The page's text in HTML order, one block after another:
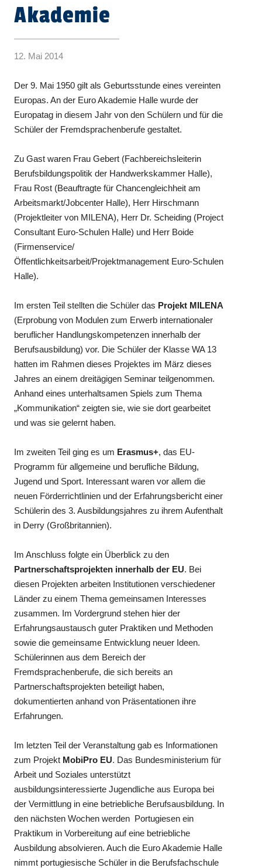
Akademie
12. Mai 2014
Der 9. Mai 1950 gilt als Geburtsstunde eines vereinten
Europas. An der Euro Akademie Halle wurde der
Europatag in diesem Jahr von den Schülern und für die
Schüler der Fremdsprachenberufe gestaltet.
Zu Gast waren Frau Gebert (Fachbereichsleiterin
Berufsbildungspolitik der Handwerkskammer Halle),
Frau Rost (Beauftragte für Chancengleichheit am
Arbeitsmarkt/Jobcenter Halle), Herr Hirschmann
(Projektleiter von MILENA), Herr Dr. Scheiding (Project
Consultant Euro-Schulen Halle) und Herr Boide
(Firmenservice/
Öffentlichkeitsarbeit/Projektmanagement Euro-Schulen
Halle).
Im ersten Teil stellten die Schüler das Projekt MILENA
(Erprobung von Modulen zum Erwerb internationaler
beruflicher Handlungskompetenzen innerhalb der
Berufsausbildung) vor. Die Schüler der Klasse WA 13
hatten im Rahmen dieses Projektes im März dieses
Jahres an einem dreitägigen Seminar teilgenommen.
Anhand eines unterhaltsamen Spiels zum Thema
„Kommunikation“ zeigten sie, wie sie dort gearbeitet
und was sie gelernt haben.
Im zweiten Teil ging es um Erasmus+, das EU-
Programm für allgemeine und berufliche Bildung,
Jugend und Sport. Interessant waren vor allem die
neuen Förderrichtlinien und der Erfahrungsbericht einer
Schülerin des 3. Ausbildungsjahres zu ihrem Aufenthalt
in Derry (Großbritannien).
Im Anschluss folgte ein Überblick zu den
Partnerschaftsprojekten innerhalb der EU. Bei
diesen Projekten arbeiten Institutionen verschiedener
Länder zu einem Thema gemeinsamen Interesses
zusammen. Im Vordergrund stehen hier der
Erfahrungsaustausch guter Praktiken und Methoden
sowie die gemeinsame Entwicklung neuer Ideen.
Schülerinnen aus dem Bereich der
Fremdsprachenberufe, die sich bereits an
Partnerschaftsprojekten beteiligt haben,
dokumentierten anhand von Präsentationen ihre
Erfahrungen.
Im letzten Teil der Veranstaltung gab es Informationen
zum Projekt MobiPro EU. Das Bundesministerium für
Arbeit und Soziales unterstützt
ausbildungsinteressierte Jugendliche aus Europa bei
der Vermittlung in eine betriebliche Berufsausbildung. In
den nächsten Wochen werden Portugiesen ein
Praktikum in Vorbereitung auf eine betriebliche
Ausbildung absolvieren. Auch die Euro Akademie Halle
nimmt portugiesische Schüler in die Berufsfachschule